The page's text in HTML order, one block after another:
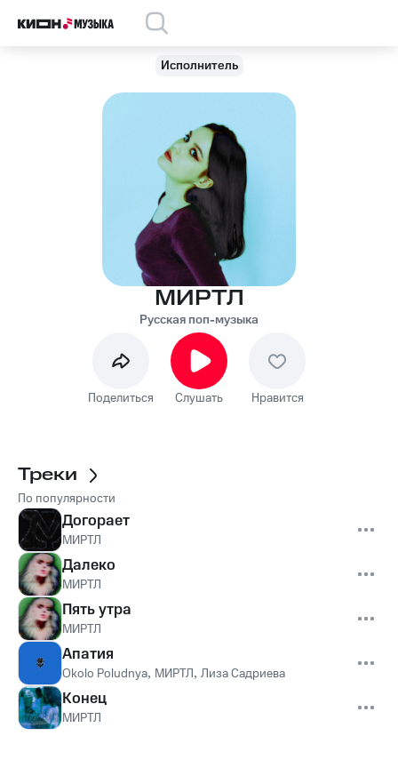
Исполнитель
МИРТЛ
Русская поп-музыка
Поделиться Слушать Нравится
Треки
По популярности
Догорает
МИРТЛ
Далеко
МИРТЛ
Пять утра
МИРТЛ
Апатия
Okolo Poludnya, МИРТЛ, Лиза Садриева
Конец
МИРТЛ